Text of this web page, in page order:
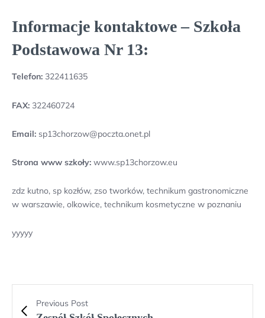
Informacje kontaktowe – Szkoła
Podstawowa Nr 13:
Telefon: 322411635
FAX: 322460724
Email: sp13chorzow@poczta.onet.pl
Strona www szkoły: www.sp13chorzow.eu
zdz kutno, sp kozłów, zso tworków, technikum gastronomiczne
w warszawie, olkowice, technikum kosmetyczne w poznaniu
yyyyy
Previous Post